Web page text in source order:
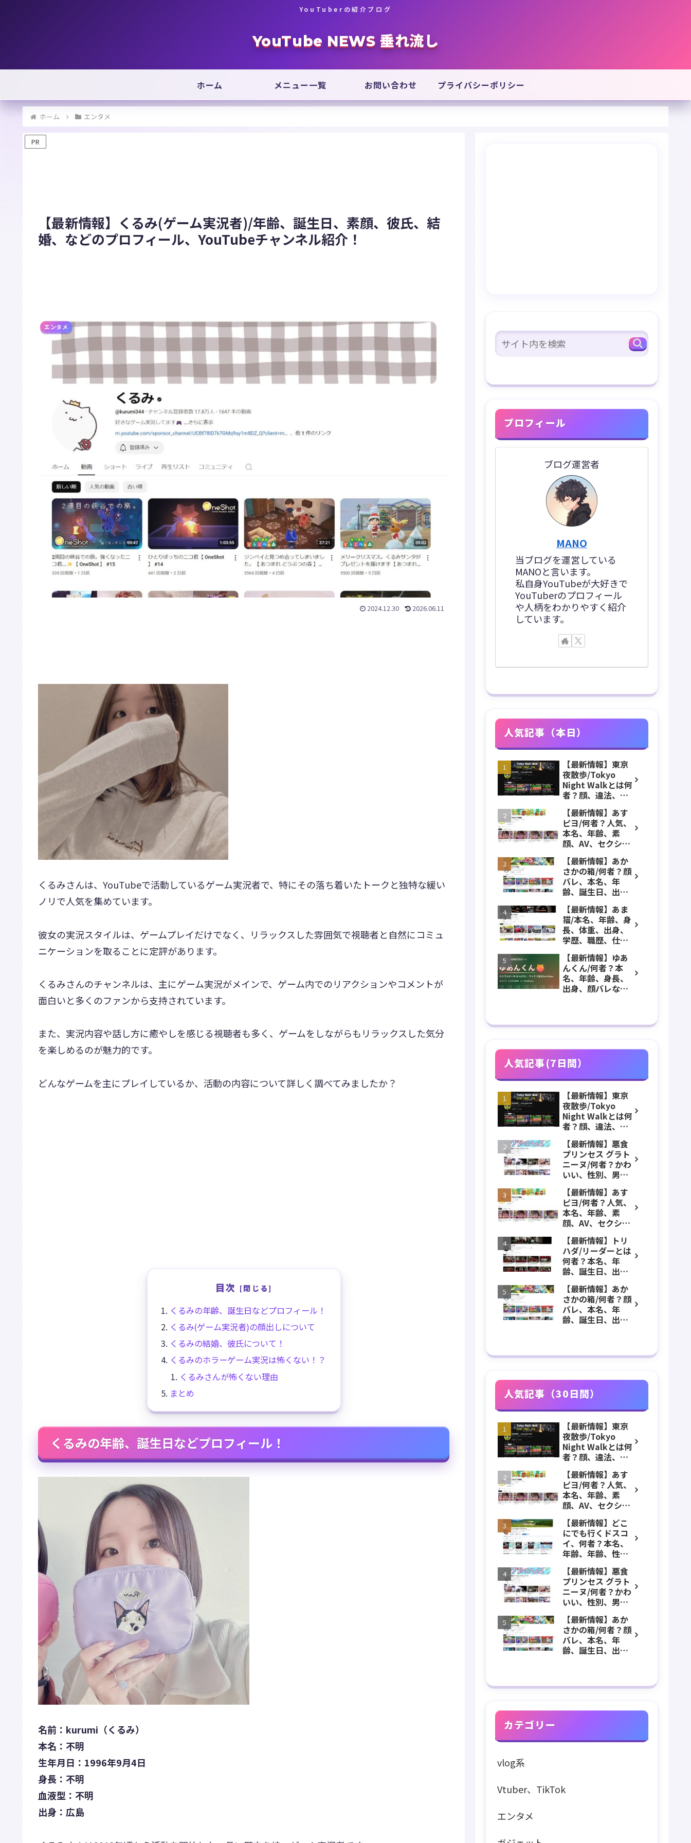
YouTuberの紹介ブログ
YouTube NEWS 垂れ流し
ホーム メニュー一覧 お問い合わせ プライバシーポリシー
ホーム エンタメ
PR
【最新情報】くるみ(ゲーム実況者)/年齢、誕生日、素顔、彼氏、結
婚、などのプロフィール、YouTubeチャンネル紹介！
エンタメ
2024.12.30 2026.06.11
くるみさんは、YouTubeで活動しているゲーム実況者で、特にその落ち着いたトークと独特な緩い
ノリで人気を集めています。
彼女の実況スタイルは、ゲームプレイだけでなく、リラックスした雰囲気で視聴者と自然にコミュ
ニケーションを取ることに定評があります。
くるみさんのチャンネルは、主にゲーム実況がメインで、ゲーム内でのリアクションやコメントが
面白いと多くのファンから支持されています。
また、実況内容や話し方に癒やしを感じる視聴者も多く、ゲームをしながらもリラックスした気分
を楽しめるのが魅力的です。
どんなゲームを主にプレイしているか、活動の内容について詳しく調べてみましたか？
目次
くるみの年齢、誕生日などプロフィール！
くるみ(ゲーム実況者)の顔出しについて
くるみの結婚、彼氏について！
くるみのホラーゲーム実況は怖くない！？
くるみさんが怖くない理由
まとめ
くるみの年齢、誕生日などプロフィール！
名前：kurumi（くるみ）
本名：不明
生年月日：1996年9月4日
身長：不明
血液型：不明
出身：広島
プロフィール
ブログ運営者
MANO
当ブログを運営している
MANOと言います。
私自身YouTubeが大好きで
YouTuberのプロフィール
や人柄をわかりやすく紹介
しています。
人気記事（本日）
【最新情報】東京
夜散歩/Tokyo
Night Walkとは何
者？顔、違法、逮
久保公園、本名、
年齢、誕生日、職
業、かわいい、彼
女などのプロフィ
ール、YouTubeチ
ャンネル紹介！
【最新情報】あす
ピヨ/何者？人気、
本名、年齢、素
顔、AV、セクシ
る、身長、出身、
学歴、経歴、仕事
のプロフィール、
YouTubeチャンネ
ル紹介！
【最新情報】あか
さかの箱/何者？顔
バレ、本名、年
齢、誕生日、出
ト、マイクラ、あ
つ森、グッズなど
のプロフィール、
YouTubeチャンネ
ル紹介！
【最新情報】あま
猫/本名、年齢、身
長、体重、出身、
学歴、職歴、仕
氏、素顔などのプ
ロフィール、チャ
ンネル紹介！
【最新情報】ゆあ
んくん/何者？本
名、年齢、身長、
出身、顔バレなど
チャンネル紹介！
人気記事(7日間）
【最新情報】東京
夜散歩/Tokyo
Night Walkとは何
者？顔、違法、逮
久保公園、本名、
年齢、誕生日、職
業、かわいい、彼
女などのプロフィ
ール、YouTubeチ
ャンネル紹介！
【最新情報】悪食
プリンセス グラト
ニーヌ/何者？かわ
いい、性別、男？
長、出身などのプ
ロフィール、
YouTubeチャンネ
ル紹介！
【最新情報】あす
ピヨ/何者？人気、
本名、年齢、素
顔、AV、セクシ
る、身長、出身、
学歴、経歴、仕事
のプロフィール、
YouTubeチャンネ
ル紹介！
【最新情報】トリ
ハダ/リーダーとは
何者？本名、年
齢、誕生日、出
レ、ホラー、心
霊、うっちゃん、
メンバーなどのプ
ロフィール、
【最新情報】あか
さかの箱/何者？顔
バレ、本名、年
齢、誕生日、出
のプロフィール、
ル紹介！
人気記事（30日間）
【最新情報】東京
夜散歩/Tokyo
Night Walkとは何
者？顔、違法、逮
久保公園、本名、
年齢、誕生日、職
業、かわいい、彼
女などのプロフィ
ール、YouTubeチ
ャンネル紹介！
【最新情報】あす
ピヨ/何者？人気、
本名、年齢、素
顔、AV、セクシ
る、身長、出身、
学歴、経歴、仕事
のプロフィール、
YouTubeチャンネ
ル紹介！
【最新情報】どこ
にでも行くドスコ
イ、何者？本名、
年齢、年齢、性
どのプロフィー
ル、YouTubeチャ
ンネル紹介！
【最新情報】悪食
プリンセス グラト
ニーヌ/何者？かわ
いい、性別、男？
長、出身などのプ
ロフィール、
YouTubeチャンネ
ル紹介！
【最新情報】あか
さかの箱/何者？顔
バレ、本名、年
齢、誕生日、出
のプロフィール、
ル紹介！
カテゴリー
vlog系
Vtuber、TikTok
エンタメ